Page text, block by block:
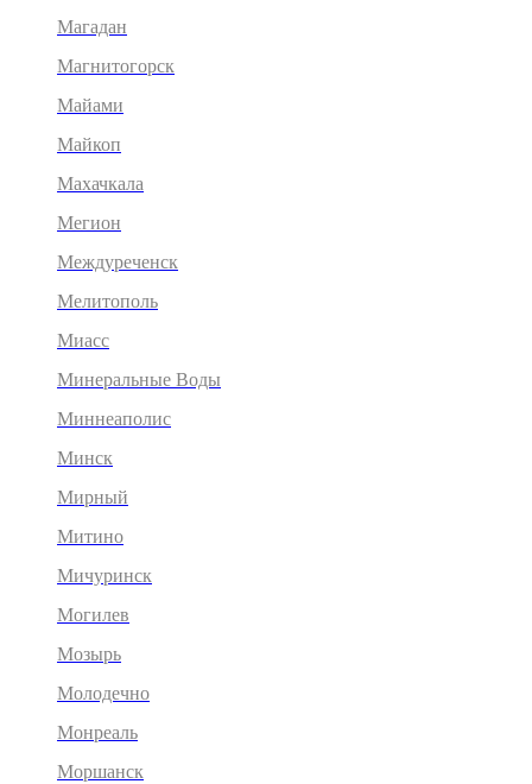
Магадан
Магнитогорск
Майами
Майкоп
Махачкала
Мегион
Междуреченск
Мелитополь
Миасс
Минеральные Воды
Миннеаполис
Минск
Мирный
Митино
Мичуринск
Могилев
Мозырь
Молодечно
Монреаль
Моршанск